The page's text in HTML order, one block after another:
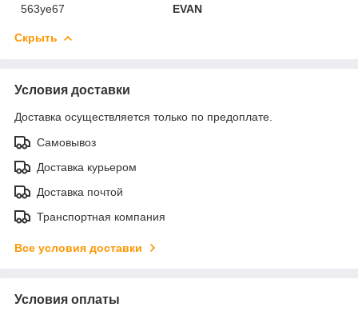
563уе67
EVAN
Скрыть
Условия доставки
Доставка осуществляется только по предоплате.
Самовывоз
Доставка курьером
Доставка почтой
Транспортная компания
Все условия доставки
Условия оплаты